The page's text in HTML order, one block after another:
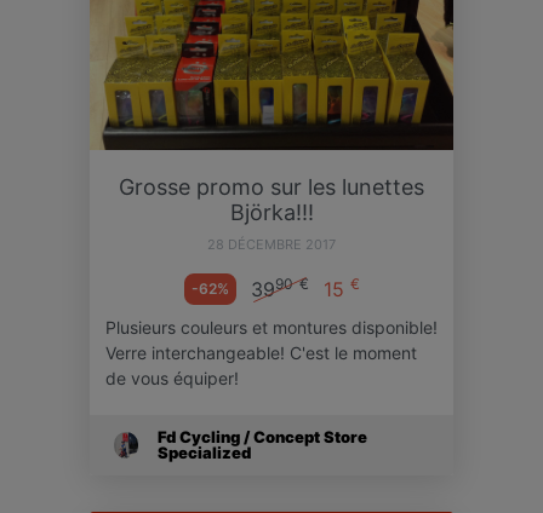
Grosse promo sur les lunettes
Björka!!!
28 DÉCEMBRE 2017
-62% 3990 € 15 €
Plusieurs couleurs et montures disponible!
Verre interchangeable! C'est le moment
de vous équiper!
Fd Cycling / Concept Store
Specialized